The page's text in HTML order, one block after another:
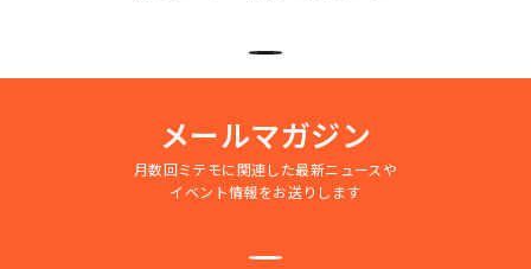
メールマガジン
月数回ミテモに関連した最新ニュースや
イベント情報をお送りします